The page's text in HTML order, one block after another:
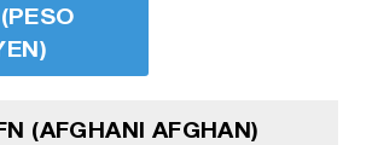
(AFGHANI AFGHAN)